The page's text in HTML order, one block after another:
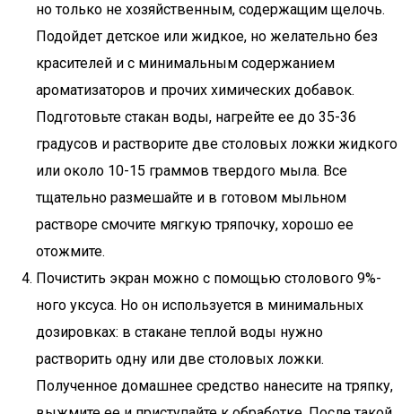
но только не хозяйственным, содержащим щелочь.
Подойдет детское или жидкое, но желательно без
красителей и с минимальным содержанием
ароматизаторов и прочих химических добавок.
Подготовьте стакан воды, нагрейте ее до 35-36
градусов и растворите две столовых ложки жидкого
или около 10-15 граммов твердого мыла. Все
тщательно размешайте и в готовом мыльном
растворе смочите мягкую тряпочку, хорошо ее
отожмите.
Почистить экран можно с помощью столового 9%-
ного уксуса. Но он используется в минимальных
дозировках: в стакане теплой воды нужно
растворить одну или две столовых ложки.
Полученное домашнее средство нанесите на тряпку,